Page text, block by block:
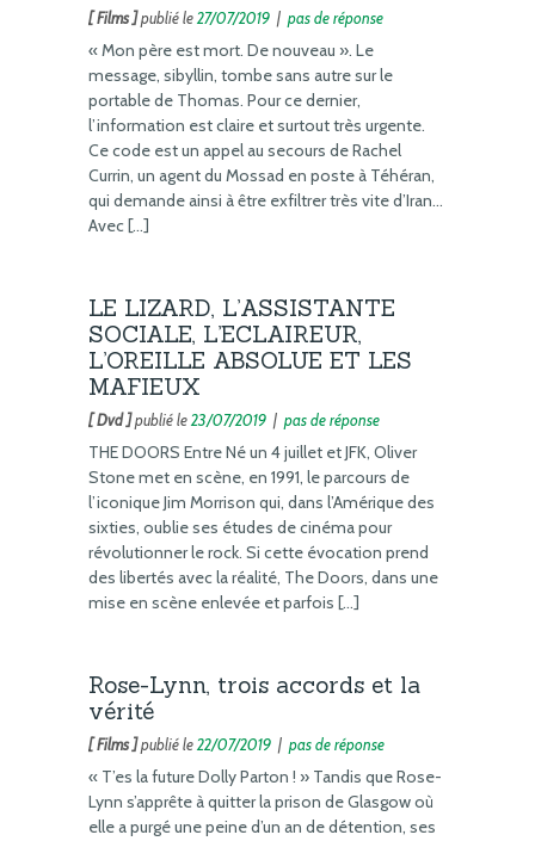
[ Films ]publié le27/07/2019 | pas de réponse
« Mon père est mort. De nouveau ». Le
message, sibyllin, tombe sans autre sur le
portable de Thomas. Pour ce dernier,
l’information est claire et surtout très urgente.
Ce code est un appel au secours de Rachel
Currin, un agent du Mossad en poste à Téhéran,
qui demande ainsi à être exfiltrer très vite d’Iran…
Avec […]
LE LIZARD, L’ASSISTANTE
SOCIALE, L’ECLAIREUR,
L’OREILLE ABSOLUE ET LES
MAFIEUX
[ Dvd ]publié le23/07/2019 | pas de réponse
THE DOORS Entre Né un 4 juillet et JFK, Oliver
Stone met en scène, en 1991, le parcours de
l’iconique Jim Morrison qui, dans l’Amérique des
sixties, oublie ses études de cinéma pour
révolutionner le rock. Si cette évocation prend
des libertés avec la réalité, The Doors, dans une
mise en scène enlevée et parfois […]
Rose-Lynn, trois accords et la
vérité
[ Films ]publié le22/07/2019 | pas de réponse
« T’es la future Dolly Parton ! » Tandis que Rose-
Lynn s’apprête à quitter la prison de Glasgow où
elle a purgé une peine d’un an de détention, ses